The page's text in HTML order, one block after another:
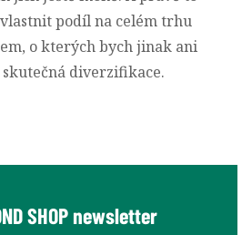
podíl na celém trhu
o kterých bych jinak ani
diverzifikace.
SHOP newsletter